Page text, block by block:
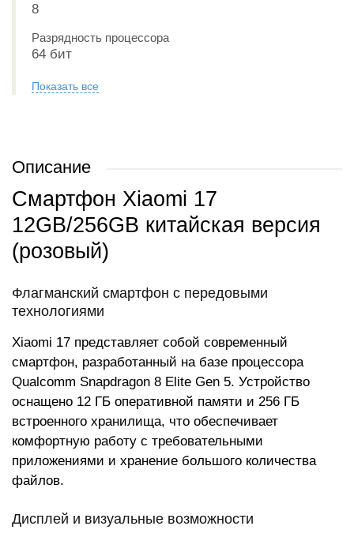
8
Разрядность процессора
64 бит
Показать все
Описание
Смартфон Xiaomi 17
12GB/256GB китайская версия
(розовый)
Флагманский смартфон с передовыми
технологиями
Xiaomi 17 представляет собой современный
смартфон, разработанный на базе процессора
Qualcomm Snapdragon 8 Elite Gen 5. Устройство
оснащено 12 ГБ оперативной памяти и 256 ГБ
встроенного хранилища, что обеспечивает
комфортную работу с требовательными
приложениями и хранение большого количества
файлов.
Дисплей и визуальные возможности